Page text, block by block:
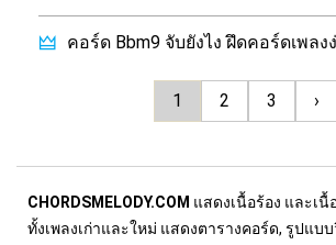
คอร์ด Bbm9 จับยังไง ฝึดคอร์ดเพลง
1 2 3 ›
CHORDSMELODY.COM แสดงเนื้อร้อง และเ
ทั้งเพลงเก่าและใหม่ แสดงตารางคอร์ด, รูปแบ